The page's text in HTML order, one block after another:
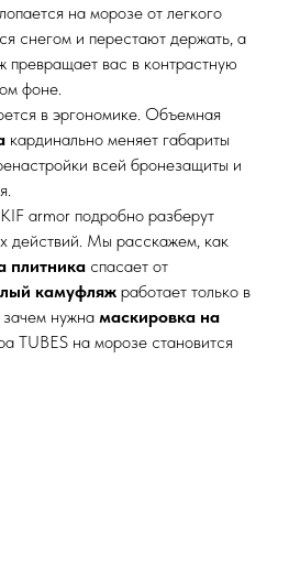
на морозе от легкого
снегом и перестают держать, а
превращает вас в контрастную
фоне.
в эргономике. Объемная
кардинально меняет габариты
всей бронезащиты и
armor подробно разберут
действий. Мы расскажем, как
плитника спасает от
камуфляж работает только в
нужна маскировка на
TUBES на морозе становится